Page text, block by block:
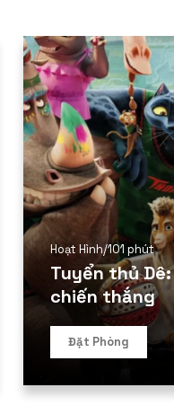
Hoạt Hình/101 phút
Tuyển thủ
chiến thắng
Đặt Phòng